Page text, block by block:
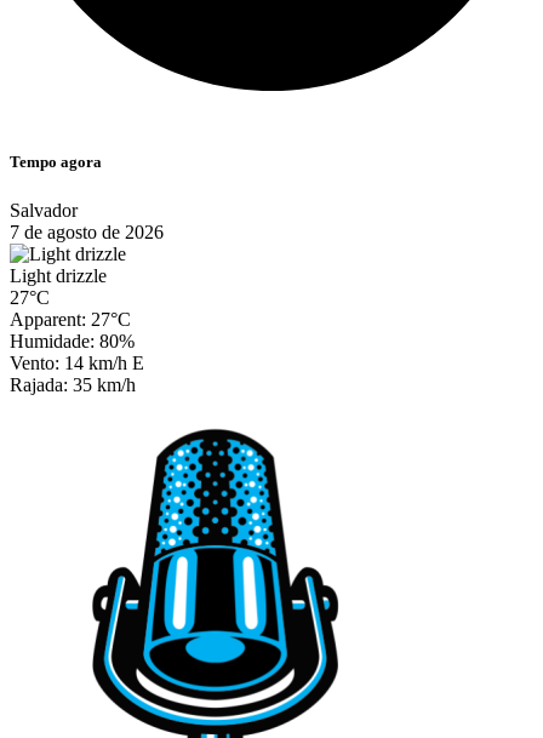
Tempo agora
Salvador
7 de agosto de 2026
Light drizzle
27°C
Apparent: 27°C
Humidade: 80%
Vento: 14 km/h E
Rajada: 35 km/h